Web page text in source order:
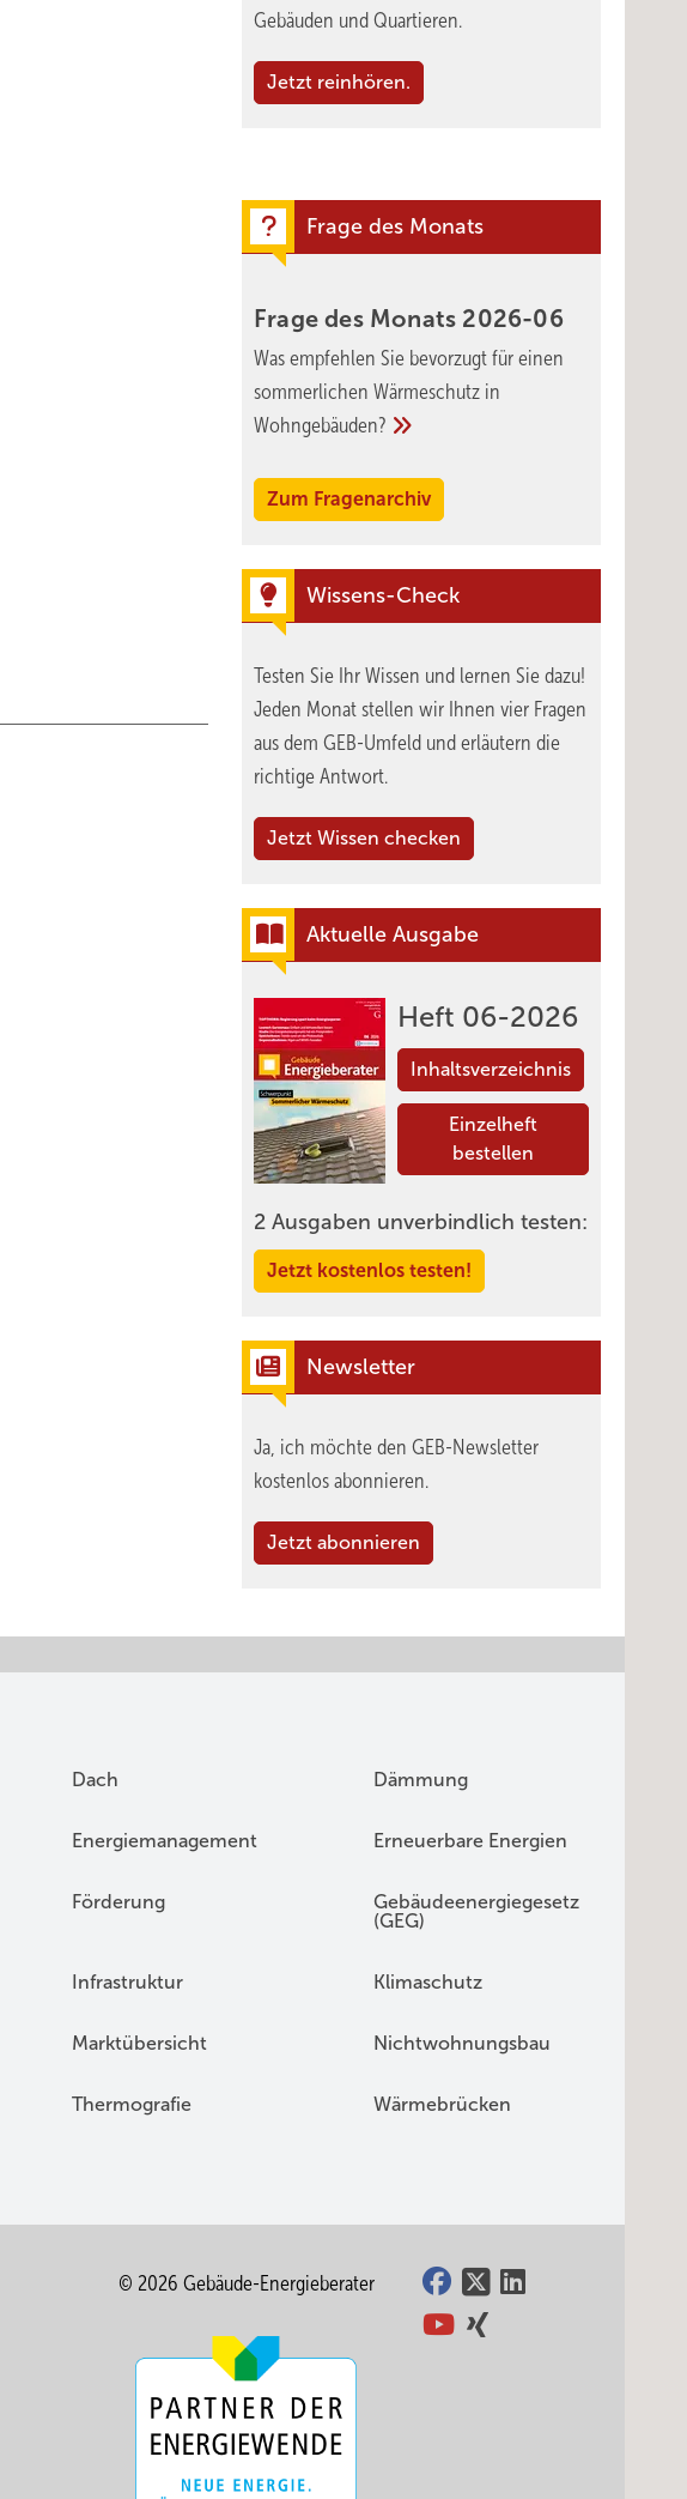
Gebäuden und Quartieren.
Jetzt reinhören.
Frage des Monats
Frage des Monats 2026-06
Was empfehlen Sie bevorzugt für einen
sommerlichen Wärmeschutz in
Wohngebäuden?
Zum Fragenarchiv
Wissens-Check
Testen Sie Ihr Wissen und lernen Sie dazu!
Jeden Monat stellen wir Ihnen vier Fragen
aus dem GEB-Umfeld und erläutern die
richtige Antwort.
Jetzt Wissen checken
Aktuelle Ausgabe
Heft 06-2026
Inhaltsverzeichnis
Einzelheft
bestellen
2 Ausgaben unverbindlich testen:
Jetzt kostenlos testen!
Newsletter
Ja, ich möchte den GEB-Newsletter
kostenlos abonnieren.
Jetzt abonnieren
Dach Dämmung
Energiemanagement Erneuerbare Energien
Förderung
Gebäudeenergiegesetz
(GEG)
Infrastruktur Klimaschutz
Marktübersicht Nichtwohnungsbau
Thermografie Wärmebrücken
© 2026 Gebäude-Energieberater